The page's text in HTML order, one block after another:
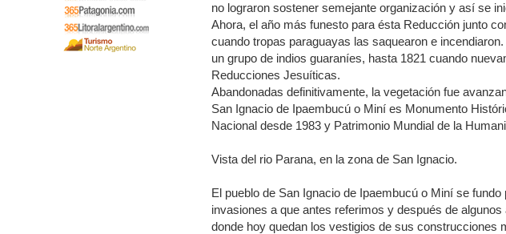
no lograron sostener semejante organización y así se
Ahora, el año más funesto para ésta Reducción junto
cuando tropas paraguayas las saquearon e
un grupo de indios guaraníes, hasta 1821 cuando
Reducciones Jesuíticas.
Abandonadas definitivamente, la vegetación fue
San Ignacio de Ipaembucú o Miní es Monumento
Nacional desde 1983 y Patrimonio Mundial de la
Vista del rio Parana, en la zona de San Ignacio.
El pueblo de San Ignacio de Ipaembucú o Miní se
invasiones a que antes referimos y después de
donde hoy quedan los vestigios de sus construcciones